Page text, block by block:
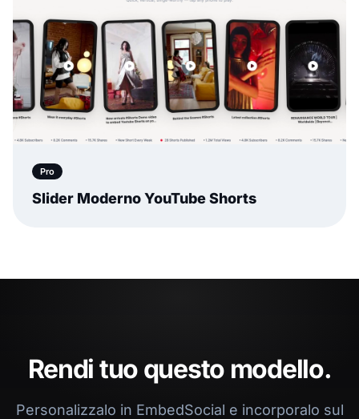
Pro
Slider Moderno YouTube Shorts
Rendi tuo questo modello.
Personalizzalo in EmbedSocial e incorporalo sul